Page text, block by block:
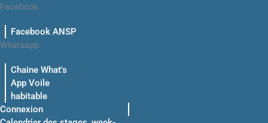
Aller
contenu
Facebook
Facebook ANSP
Whatsapp
Chaine What's
App Voile
habitable
Connexion